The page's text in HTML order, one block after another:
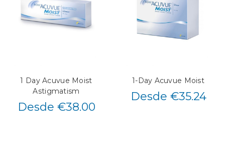
1 Day Acuvue Moist
Astigmatism
Desde €38.00
1-Day Acuvue Moist
Desde €35.24